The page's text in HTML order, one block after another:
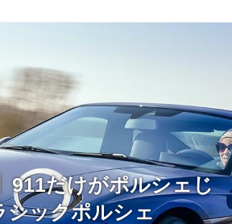
911だけがポルシェじ
シックポルシェ